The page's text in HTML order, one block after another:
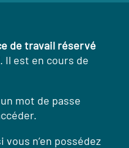
de travail réservé
. Il est en cours de
mot de passe
vous n’en possédez